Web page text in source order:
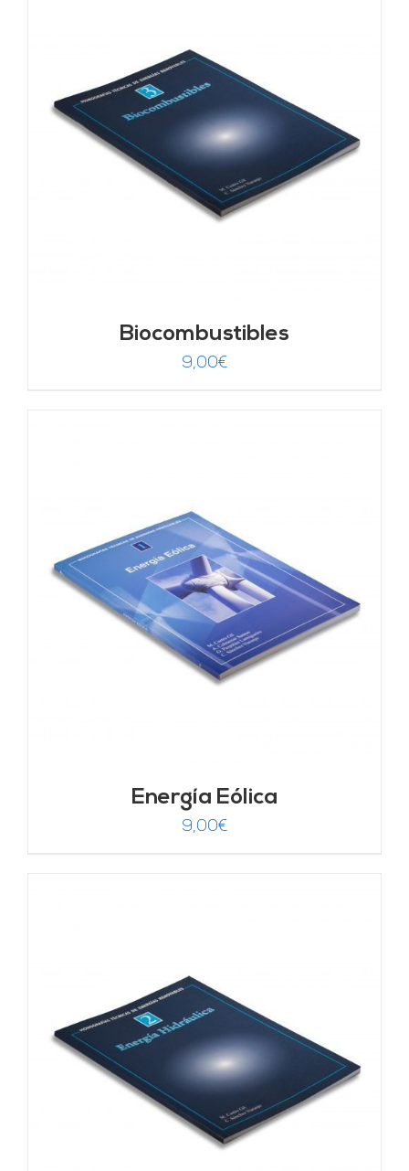
Biocombustibles
9,00€
Energía Eólica
9,00€